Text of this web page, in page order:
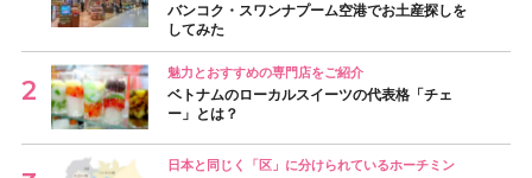
バンコク・スワンナプーム空港でお土産探しを
してみた
魅力とおすすめの専門店をご紹介
ベトナムのローカルスイーツの代表格「チェ
ー」とは？
日本と同じく「区」に分けられているホーチミン